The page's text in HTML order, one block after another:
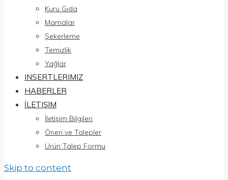
Kuru Gıda
Mamalar
Şekerleme
Temizlik
Yağlar
INSERTLERIMIZ
HABERLER
İLETIŞIM
İletişim Bilgileri
Öneri ve Talepler
Ürün Talep Formu
Skip to content